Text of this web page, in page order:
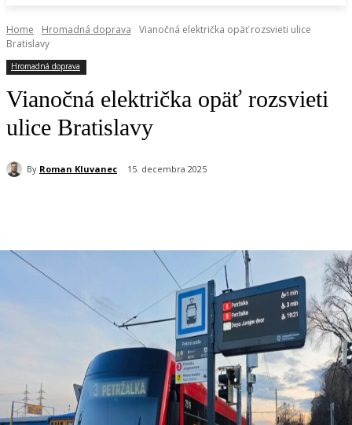
Home Hromadná doprava
Vianočná električka opäť rozsvieti ulice
Bratislavy
Hromadná doprava
Vianočná električka opäť rozsvieti
ulice Bratislavy
By Roman Kluvanec 15. decembra 2025